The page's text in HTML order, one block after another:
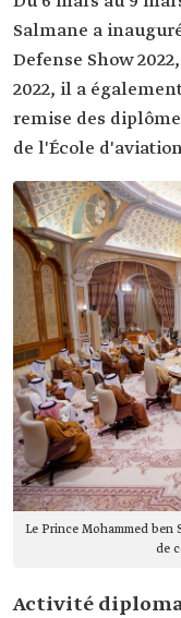
Salmane a
Defense Show
2022, il a
remise des
de l'École
Le Prince Mohammed ben
de
Activité